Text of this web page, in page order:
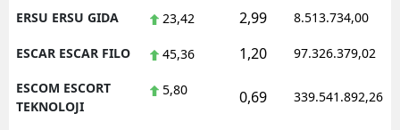
ERSU ERSU GIDA 23,42 2,99 8.513.734,00
ESCAR ESCAR FILO 45,36 1,20 97.326.379,02
ESCOM ESCORT
TEKNOLOJI
5,80 0,69 339.541.892,26